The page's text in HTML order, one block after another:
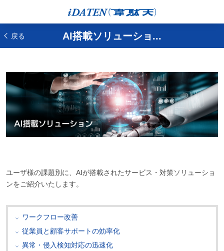
戻る AI搭載ソリューショ...
ユーザ様の課題別に、AIが搭載されたサービス・対策ソリューショ
ンをご紹介いたします。
ワークフロー改善
従業員と顧客サポートの効率化
異常・侵入検知対応の迅速化